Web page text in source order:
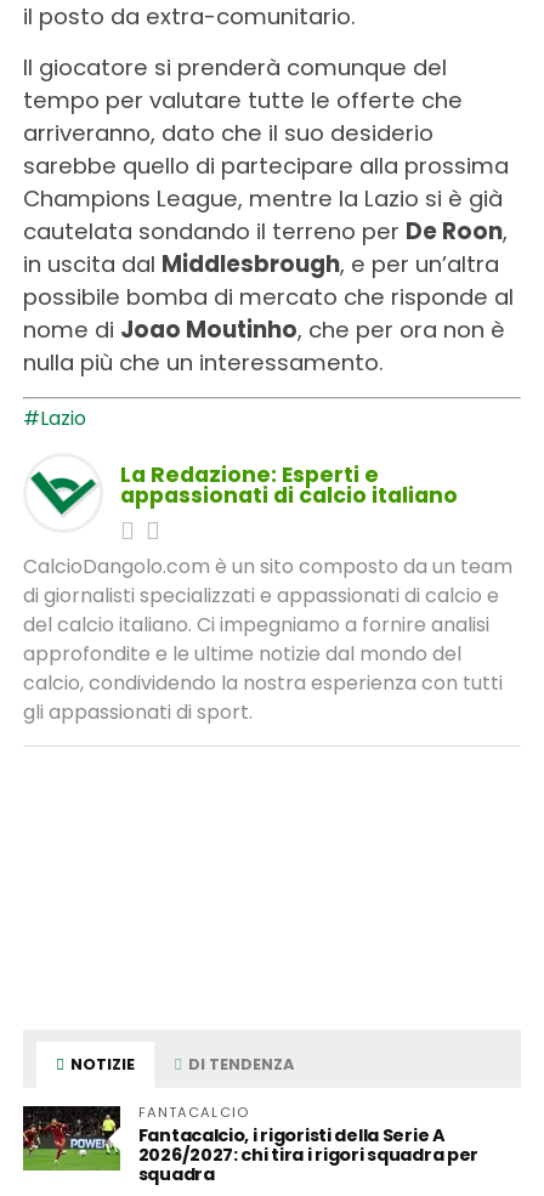
il posto da extra-comunitario.
Il giocatore si prenderà comunque del
tempo per valutare tutte le offerte che
arriveranno, dato che il suo desiderio
sarebbe quello di partecipare alla prossima
Champions League, mentre la Lazio si è già
cautelata sondando il terreno per De Roon,
in uscita dal Middlesbrough, e per un’altra
possibile bomba di mercato che risponde al
nome di Joao Moutinho, che per ora non è
nulla più che un interessamento.
#Lazio
La Redazione: Esperti e
appassionati di calcio italiano
CalcioDangolo.com è un sito composto da un team
di giornalisti specializzati e appassionati di calcio e
del calcio italiano. Ci impegniamo a fornire analisi
approfondite e le ultime notizie dal mondo del
calcio, condividendo la nostra esperienza con tutti
gli appassionati di sport.
NOTIZIE DI TENDENZA
FANTACALCIO
Fantacalcio, i rigoristi della Serie A
2026/2027: chi tira i rigori squadra per
squadra